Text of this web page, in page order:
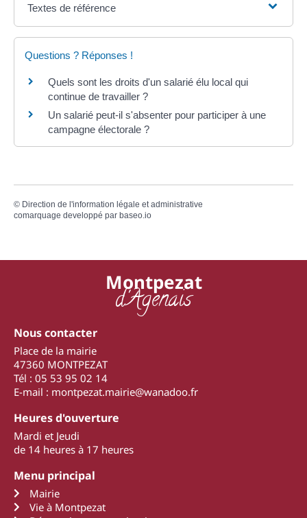
Textes de référence
Questions ? Réponses !
Quels sont les droits d'un salarié élu local qui
continue de travailler ?
Un salarié peut-il s'absenter pour participer à une
campagne électorale ?
© Direction de l'information légale et administrative
comarquage developpé par baseo.io
Montpezat
d'Agenais
Nous contacter
Place de la mairie
47360 MONTPEZAT
Tél : 05 53 95 02 14
E-mail : montpezat.mairie@wanadoo.fr
Heures d'ouverture
Mardi et Jeudi
de 14 heures à 17 heures
Menu principal
Mairie
Vie à Montpezat